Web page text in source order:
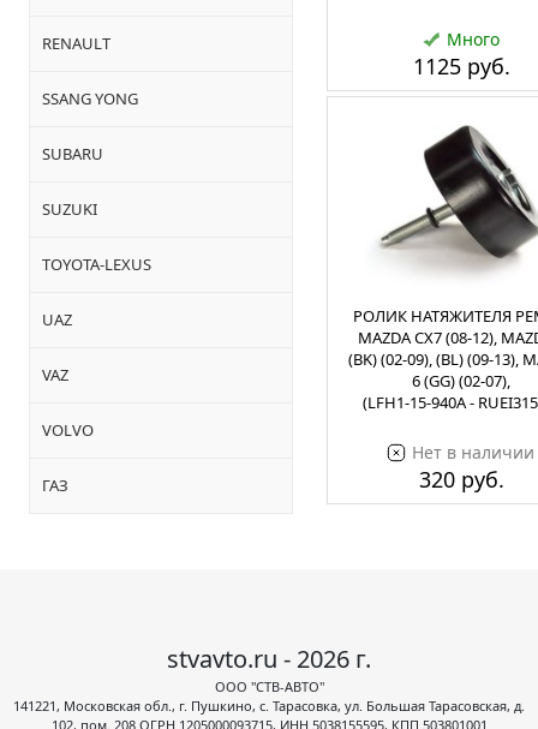
RENAULT
SSANG YONG
SUBARU
SUZUKI
TOYOTA-LEXUS
UAZ
VAZ
VOLVO
ГАЗ
Много
1125 руб.
РОЛИК НАТЯЖИТЕЛЯ
MAZDA CX7 (08-12),
(BK) (02-09), (BL) (09-13),
6 (GG) (02-07),
(LFH1-15-940A -
Нет в наличии
320 руб.
stvavto.ru - 2026 г.
ООО "СТВ-АВТО"
141221, Московская обл., г. Пушкино, с. Тарасовка, ул. Большая Тарасовская, д.
102, пом. 208 ОГРН 1205000093715, ИНН 5038155595, КПП 503801001